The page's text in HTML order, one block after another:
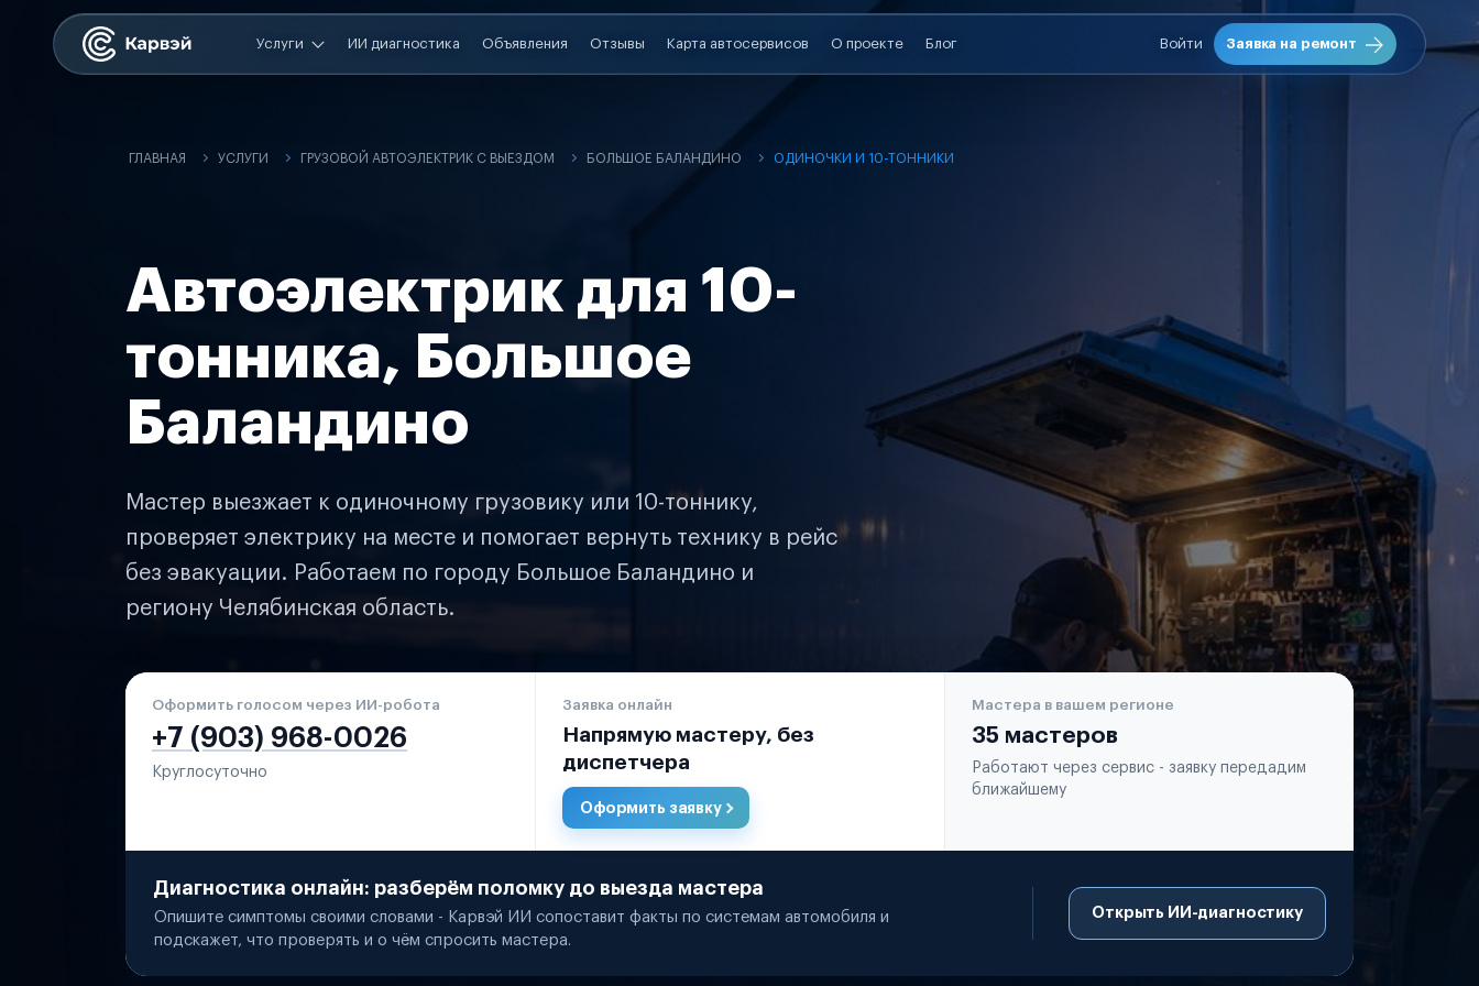
Услуги ИИ диагностика Объявления Отзывы Карта автосервисов О проекте Блог Войти Заявка на ремонт
ГЛАВНАЯ УСЛУГИ ГРУЗОВОЙ АВТОЭЛЕКТРИК С ВЫЕЗДОМ БОЛЬШОЕ БАЛАНДИНО ОДИНОЧКИ И 10-ТОННИКИ
Автоэлектрик для 10-
тонника, Большое
Баландино
Мастер выезжает к одиночному грузовику или 10-тоннику,
проверяет электрику на месте и помогает вернуть технику в рейс
без эвакуации. Работаем по городу Большое Баландино и
региону Челябинская область.
Оформить голосом через ИИ-робота
+7 (903) 968-0026
Круглосуточно
Заявка онлайн
Напрямую мастеру, без
диспетчера
Оформить заявку
Мастера в вашем регионе
35 мастеров
Работают через сервис - заявку передадим
ближайшему
Диагностика онлайн: разберём поломку до выезда мастера
Опишите симптомы своими словами - Карвэй ИИ сопоставит факты по системам автомобиля и
подскажет, что проверять и о чём спросить мастера.
Открыть ИИ-диагностику